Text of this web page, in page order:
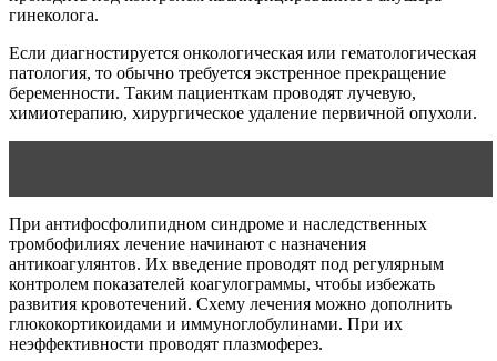
гинеколога.
Если диагностируется онкологическая или гематологическая
патология, то обычно требуется экстренное прекращение
беременности. Таким пациенткам проводят лучевую,
химиотерапию, хирургическое удаление первичной опухоли.
При антифосфолипидном синдроме и наследственных
тромбофилиях лечение начинают с назначения
антикоагулянтов. Их введение проводят под регулярным
контролем показателей коагулограммы, чтобы избежать
развития кровотечений. Схему лечения можно дополнить
глюкокортикоидами и иммуноглобулинами. При их
неэффективности проводят плазмоферез.